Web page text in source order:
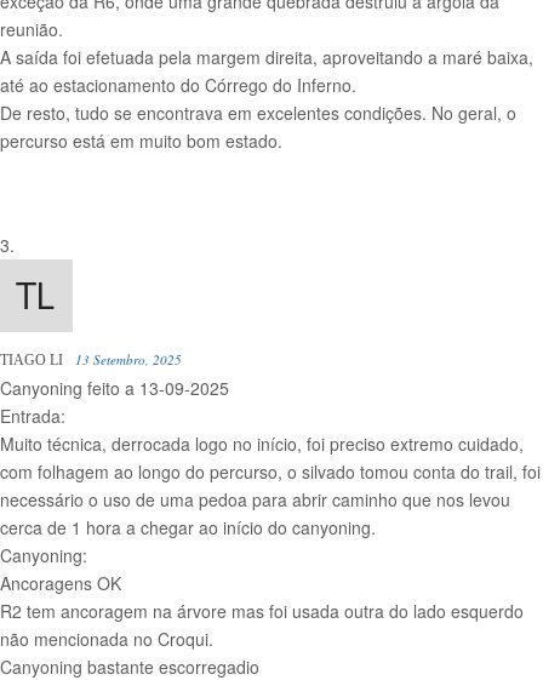
reunião.
A saída foi efetuada pela margem direita, aproveitando a maré baixa,
até ao estacionamento do Córrego do Inferno.
De resto, tudo se encontrava em excelentes condições. No geral, o
percurso está em muito bom estado.
TIAGO LI 13 Setembro, 2025
Canyoning feito a 13-09-2025
Entrada:
Muito técnica, derrocada logo no início, foi preciso extremo cuidado,
com folhagem ao longo do percurso, o silvado tomou conta do trail, foi
necessário o uso de uma pedoa para abrir caminho que nos levou
cerca de 1 hora a chegar ao início do canyoning.
Canyoning:
Ancoragens OK
R2 tem ancoragem na árvore mas foi usada outra do lado esquerdo
não mencionada no Croqui.
Canyoning bastante escorregadio